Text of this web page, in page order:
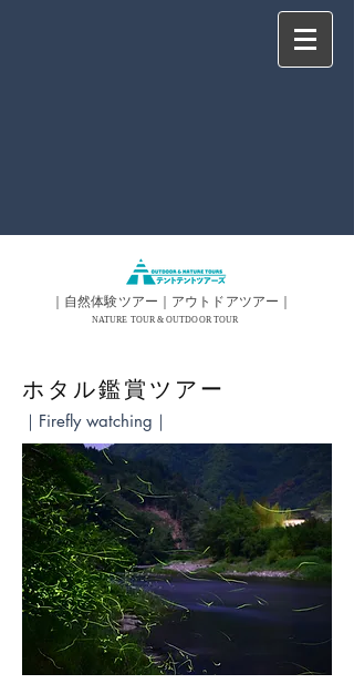
​｜自然体験ツアー｜アウトドアツアー｜
NATURE TOUR & OUTDOOR TOUR
​ホタル鑑賞ツアー
｜Firefly watching｜